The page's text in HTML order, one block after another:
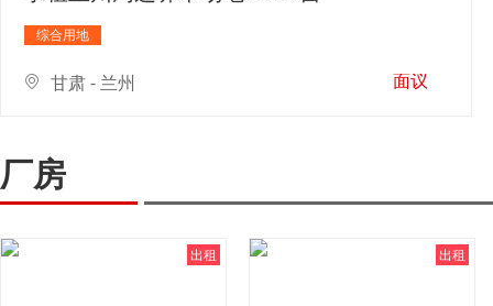
综合用地
甘肃 - 兰州 面议
厂房
出租 出租